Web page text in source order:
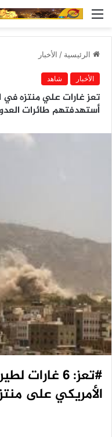
القائمة
الرئيسية / الأخبار
الأخبار شاهد
أستهدفتهم طائرات
#تعز: 6
الأمريكي على